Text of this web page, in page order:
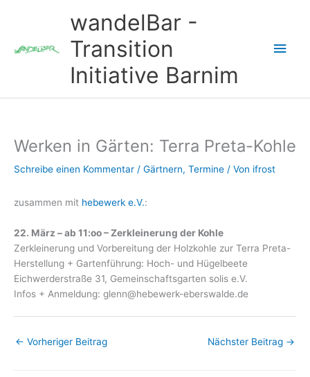
wandelBar -
Transition
Initiative Barnim
Werken in Gärten: Terra Preta-Kohle
Schreibe einen Kommentar / Gärtnern, Termine / Von ifrost
zusammen mit hebewerk e.V.:
22. März – ab 11:oo – Zerkleinerung der Kohle
Zerkleinerung und Vorbereitung der Holzkohle zur Terra Preta-
Herstellung + Gartenführung: Hoch- und Hügelbeete
Eichwerderstraße 31, Gemeinschaftsgarten solis e.V.
Infos + Anmeldung: glenn@hebewerk-eberswalde.de
← Vorheriger Beitrag Nächster Beitrag →